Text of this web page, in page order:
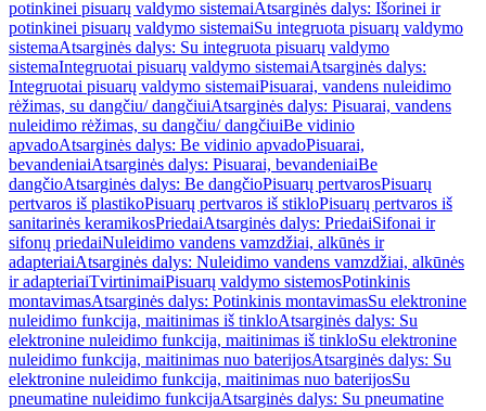
potinkinei pisuarų valdymo sistemaiAtsarginės dalys: Išorinei ir
potinkinei pisuarų valdymo sistemaiSu integruota pisuarų valdymo
sistemaAtsarginės dalys: Su integruota pisuarų valdymo
sistemaIntegruotai pisuarų valdymo sistemaiAtsarginės dalys:
Integruotai pisuarų valdymo sistemaiPisuarai, vandens nuleidimo
rėžimas, su dangčiu/ dangčiuiAtsarginės dalys: Pisuarai, vandens
nuleidimo rėžimas, su dangčiu/ dangčiuiBe vidinio
apvadoAtsarginės dalys: Be vidinio apvadoPisuarai,
bevandeniaiAtsarginės dalys: Pisuarai, bevandeniaiBe
dangčioAtsarginės dalys: Be dangčioPisuarų pertvarosPisuarų
pertvaros iš plastikoPisuarų pertvaros iš stikloPisuarų pertvaros iš
sanitarinės keramikosPriedaiAtsarginės dalys: PriedaiSifonai ir
sifonų priedaiNuleidimo vandens vamzdžiai, alkūnės ir
adapteriaiAtsarginės dalys: Nuleidimo vandens vamzdžiai, alkūnės
ir adapteriaiTvirtinimaiPisuarų valdymo sistemosPotinkinis
montavimasAtsarginės dalys: Potinkinis montavimasSu elektronine
nuleidimo funkcija, maitinimas iš tinkloAtsarginės dalys: Su
elektronine nuleidimo funkcija, maitinimas iš tinkloSu elektronine
nuleidimo funkcija, maitinimas nuo baterijosAtsarginės dalys: Su
elektronine nuleidimo funkcija, maitinimas nuo baterijosSu
pneumatine nuleidimo funkcijaAtsarginės dalys: Su pneumatine